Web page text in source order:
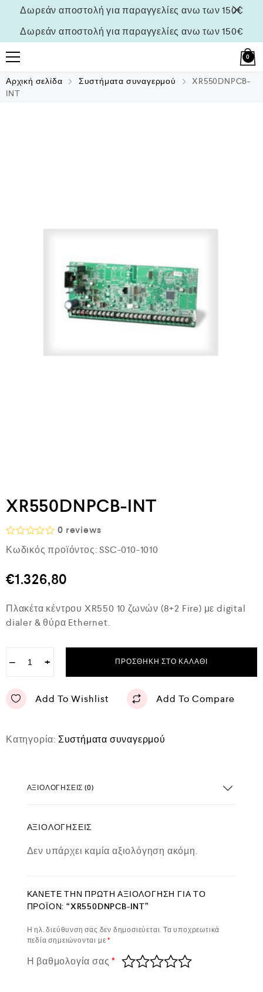
Δωρεάν αποστολή για παραγγελίες ανω των 150€
Δωρεάν αποστολή για παραγγελίες ανω των 150€
0
Αρχική σελίδα Συστήματα συναγερμού
XR550DNPCB-
INT
XR550DNPCB-INT
Β
α
μ
ο
γ
ή
θ
μ
π
0 reviews
Κωδικός προϊόντος: SSC-010-1010
€1.326,80
Πλακέτα κέντρου XR550 10 ζωνών (8+2 Fire) με digital
dialer & θύρα Ethernet.
− + ΠΡΟΣΘΉΚΗ ΣΤΟ ΚΑΛΆΘΙ
Add To Wishlist Add To Compare
Κατηγορία: Συστήματα συναγερμού
ΑΞΙΟΛΟΓΉΣΕΙΣ (0)
ΑΞΙΟΛΟΓΉΣΕΙΣ
Δεν υπάρχει καμία αξιολόγηση ακόμη.
ΚΆΝΕΤΕ ΤΗΝ ΠΡΏΤΗ ΑΞΙΟΛΌΓΗΣΗ ΓΙΑ ΤΟ
ΠΡΟΪΌΝ: “XR550DNPCB-INT”
Η ηλ. διεύθυνση σας δεν δημοσιεύεται. Τα υποχρεωτικά
πεδία σημειώνονται με*
Η βαθμολογία σας*